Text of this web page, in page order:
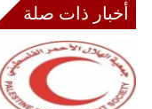
أخبار ذات صلة